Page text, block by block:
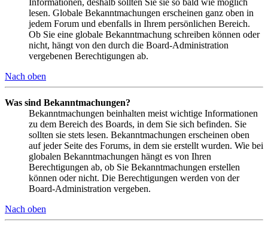
lesen. Globale Bekanntmachungen erscheinen ganz oben in
jedem Forum und ebenfalls in Ihrem persönlichen Bereich.
Ob Sie eine globale Bekanntmachung schreiben können oder
nicht, hängt von den durch die Board-Administration
vergebenen Berechtigungen ab.
Nach oben
Was sind Bekanntmachungen?
Bekanntmachungen beinhalten meist wichtige Informationen
zu dem Bereich des Boards, in dem Sie sich befinden. Sie
sollten sie stets lesen. Bekanntmachungen erscheinen oben
auf jeder Seite des Forums, in dem sie erstellt wurden. Wie bei
globalen Bekanntmachungen hängt es von Ihren
Berechtigungen ab, ob Sie Bekanntmachungen erstellen
können oder nicht. Die Berechtigungen werden von der
Board-Administration vergeben.
Nach oben